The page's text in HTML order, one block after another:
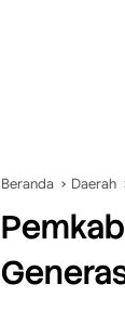
Beranda Daerah